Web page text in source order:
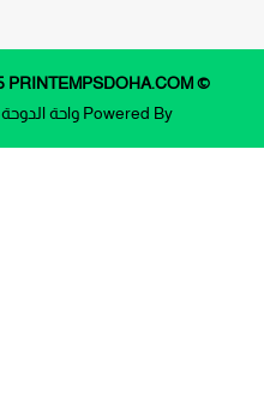
© All Rights Reserved 2020-2025 PRINTEMPSDOHA.COM
Powered By واحة الدوحة